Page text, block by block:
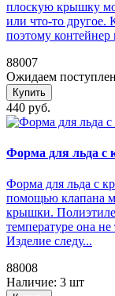
плоскую крышку
или что-то другое.
поэтому
88007
Ожидаем
Купить
440 руб.
Форма для льда с
Форма для льда с
помощью клапана
крышки.
температуре она не
Изделие следу...
88008
Наличие: 3 шт